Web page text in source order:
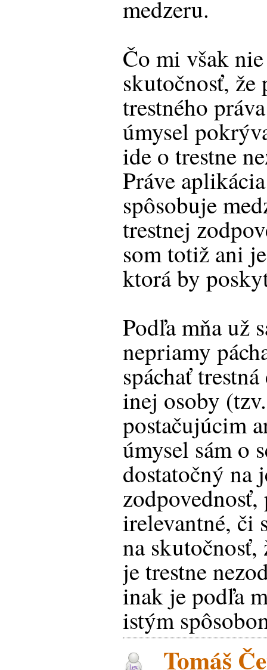
medzeru.
Čo mi však
skutočnosť, že
trestného
úmysel
ide o trestne
Práve
spôsobuje
trestnej
som totiž ani
ktorá by
Podľa mňa už
nepriamy
spáchať
inej osoby
postačujúcim
úmysel sám o
dostatočný na
irelevantné, či
na
je trestne
inak je podľa
istým
Tomáš